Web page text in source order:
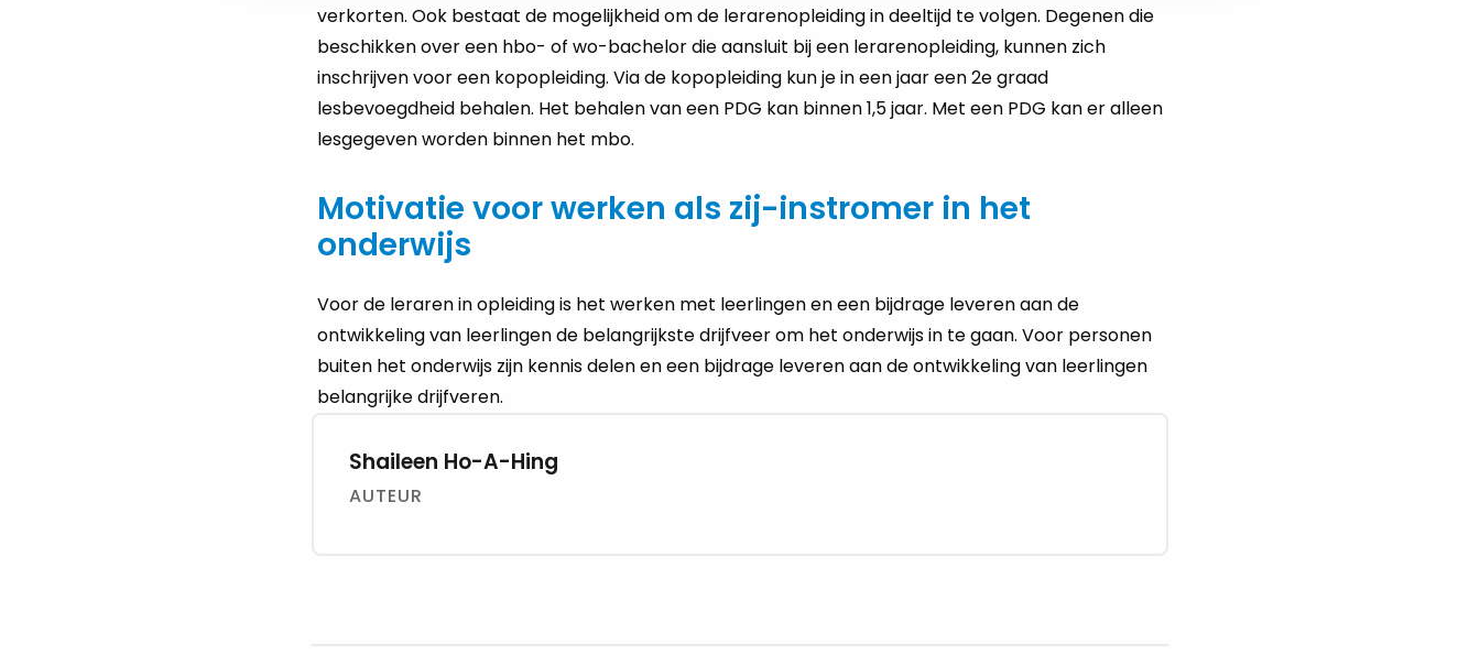
verkorten. Ook bestaat de mogelijkheid om de lerarenopleiding in deeltijd te volgen. Degenen die
beschikken over een hbo- of wo-bachelor die aansluit bij een lerarenopleiding, kunnen zich
inschrijven voor een kopopleiding. Via de kopopleiding kun je in een jaar een 2e graad
lesbevoegdheid behalen. Het behalen van een PDG kan binnen 1,5 jaar. Met een PDG kan er alleen
lesgegeven worden binnen het mbo.
Motivatie voor werken als zij-instromer in het
onderwijs
Voor de leraren in opleiding is het werken met leerlingen en een bijdrage leveren aan de
ontwikkeling van leerlingen de belangrijkste drijfveer om het onderwijs in te gaan. Voor personen
buiten het onderwijs zijn kennis delen en een bijdrage leveren aan de ontwikkeling van leerlingen
belangrijke drijfveren.
Shaileen Ho-A-Hing
AUTEUR